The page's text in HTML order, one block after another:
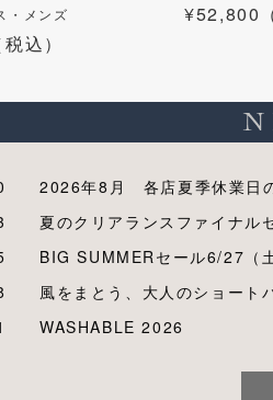
・メンズ
込）
¥52,800
2026年8月 各店夏季休業日
夏のクリアランスファイナル
BIG SUMMERセール6/27（
風をまとう、大人のショート
WASHABLE 2026